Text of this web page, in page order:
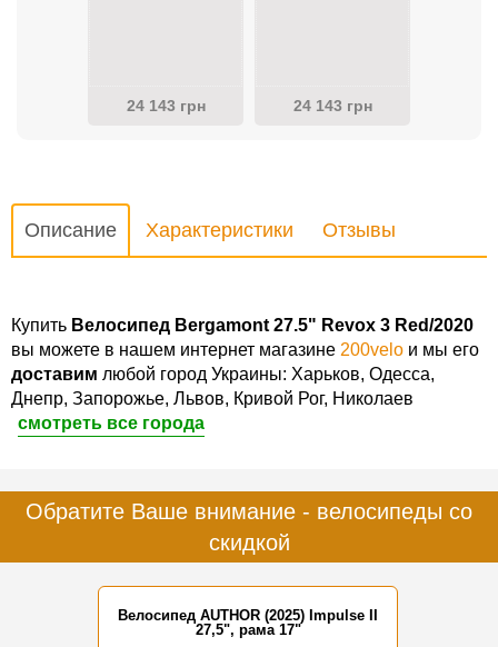
24 143 грн 24 143 грн
Описание Характеристики Отзывы
Купить Велосипед Bergamont 27.5" Revox 3 Red/2020
вы можете в нашем интернет магазине 200velo и мы его
доставим любой город Украины: Харьков, Одесса,
Днепр, Запорожье, Львов, Кривой Рог, Николаев
смотреть все города
Обратите Ваше внимание - велосипеды со
скидкой
Велосипед AUTHOR (2025) Impulse II
27,5", рама 17"